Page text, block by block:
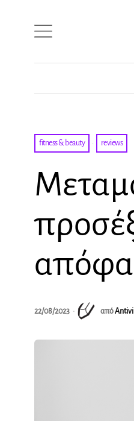
fitness & beauty · reviews
22/08/2023 από